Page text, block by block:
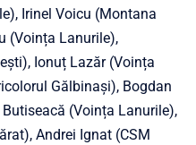
Irinel Voicu (Montana
(Voința Lanurile),
Ionuț Lazăr (Voința
Gălbinași), Bogdan
(Voința Lanurile),
Andrei Ignat (CSM